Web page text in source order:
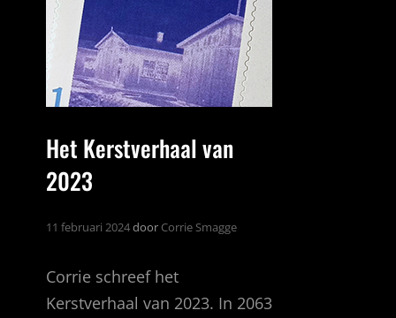
Het Kerstverhaal van
2023
11 februari 2024door Corrie Smagge
Corrie schreef het
Kerstverhaal van 2023. In 2063